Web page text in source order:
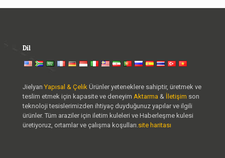
Dil
Jielyan Yapısal & Çelik Ürünler yeteneklere sahiptir, üretmek ve
teslim etmek için kapasite ve deneyim Aktarma & İletişim son
teknoloji tesislerimizden ihtiyaç duyduğunuz yapılar ve ilgili
ürünler. Tüm araziler için iletim kuleleri ve Haberleşme kulesi
üretiyoruz, ortamlar ve çalışma koşulları.site haritası